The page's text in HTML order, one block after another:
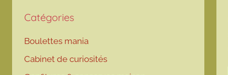
Catégories
Boulettes mania
Cabinet de curiosités